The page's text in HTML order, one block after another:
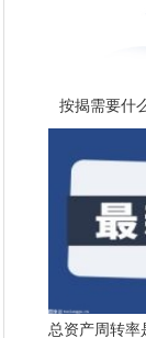
按揭需要什